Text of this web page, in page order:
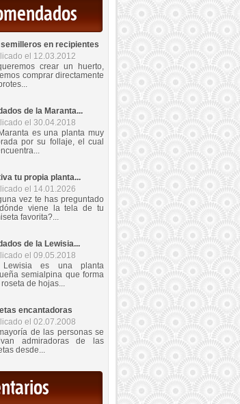
semilleros en recipientes
el 12.03.2012
crear un huerto,
comprar directamente
de la Maranta...
el 30.04.2018
es una planta muy
por su follaje, el cual
tu propia planta...
el 14.01.2026
vez te has preguntado
viene la tela de tu
favorita?...
de la Lewisia...
el 09.05.2018
es una planta
semialpina que forma
de hojas...
encantadoras
el 02.07.2008
de las personas se
admiradoras de las
desde...